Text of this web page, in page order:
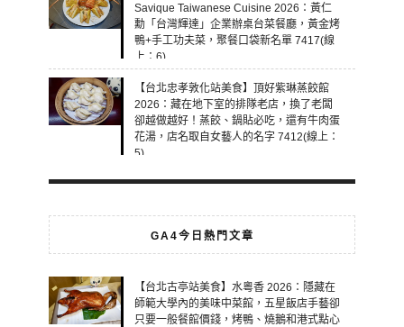
Savique Taiwanese Cuisine 2026：黃仁
勳「台灣輝達」企業辦桌台菜餐廳，黃金烤
鴨+手工功夫菜，聚餐口袋新名單 7417(線
上：6)
【台北忠孝敦化站美食】頂好紫琳蒸餃館
2026：藏在地下室的排隊老店，換了老闆
卻越做越好！蒸餃、鍋貼必吃，還有牛肉蛋
花湯，店名取自女藝人的名字 7412(線上：
5)
GA4今日熱門文章
【台北古亭站美食】水粵香 2026：隱藏在
師範大學內的美味中菜館，五星飯店手藝卻
只要一般餐館價錢，烤鴨、燒鵝和港式點心